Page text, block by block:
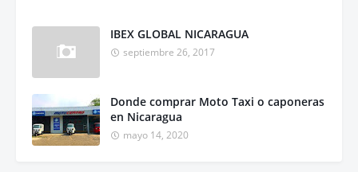
IBEX GLOBAL NICARAGUA
septiembre 26, 2017
Donde comprar Moto Taxi o caponeras
en Nicaragua
mayo 14, 2020